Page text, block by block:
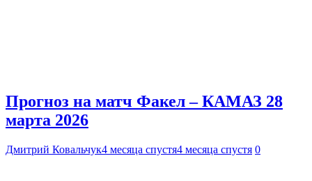
Прогноз на матч Факел – КАМАЗ 28
марта 2026
Дмитрий Ковальчук4 месяца спустя4 месяца спустя 0